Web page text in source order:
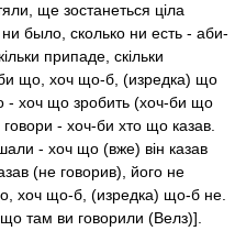
ще зостанеться ціла
было, сколько ни есть - аби-
припаде, скільки
що, хоч що-б, (изредка) що
- хоч що зробить (хоч-би що
- хоч-би хто що казав.
- хоч що (вже) він казав
(не говорив), його не
хоч що-б, (изредка) що-б не.
там ви говорили (Велз)].